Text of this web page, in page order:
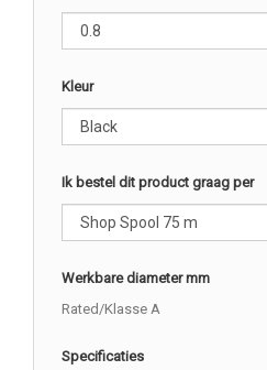
Kleur
Ik bestel dit product graag per
Werkbare diameter mm
Rated/Klasse A
Specificaties